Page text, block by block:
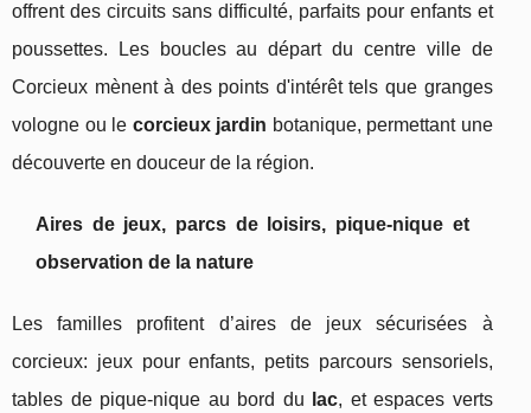
offrent des circuits sans difficulté, parfaits pour enfants et
poussettes. Les boucles au départ du centre ville de
Corcieux mènent à des points d'intérêt tels que granges
vologne ou le corcieux jardin botanique, permettant une
découverte en douceur de la région.
Aires de jeux, parcs de loisirs, pique-nique et
observation de la nature
Les familles profitent d’aires de jeux sécurisées à
corcieux: jeux pour enfants, petits parcours sensoriels,
tables de pique-nique au bord du
lac, et espaces verts